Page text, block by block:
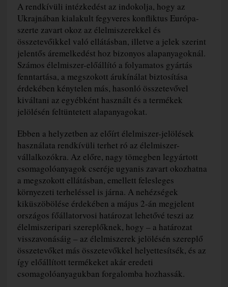
A rendkívüli intézkedést az indokolja, hogy az
Ukrajnában kialakult fegyveres konfliktus Európa-
szerte zavart okoz az élelmiszerekkel és
összetevőikkel való ellátásban, illetve a jelek szerint
jelentős áremelkedést hoz bizonyos alapanyagoknál.
Számos élelmiszer-előállító a folyamatos gyártás
fenntartása, a megszokott árukínálat biztosítása
érdekében kénytelen más, hasonló összetevővel
kiváltani az egyébként használt és a termékek
jelölésén feltüntetett alapanyagokat.
Ebben a helyzetben az előírt élelmiszer-jelölések
használata rendkívüli terhet ró az élelmiszer-
vállalkozókra. Az előre, nagy tömegben legyártott
csomagolóanyagok cseréje ugyanis zavart okozhatna
a megszokott ellátásban, emellett felesleges
környezeti terheléssel is járna. A nehézségek
kiküszöbölése érdekében a május 2-án megjelent
országos főállatorvosi határozat lehetővé teszi az
élelmiszeripari szereplőknek, hogy – a határozat
visszavonásáig – az élelmiszerek jelölésén szereplő
összetevőket más összetevőkkel helyettesítsék, és az
így előállított termékeket akár eredeti
csomagolóanyagukban forgalomba hozhassák.